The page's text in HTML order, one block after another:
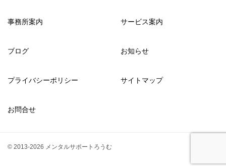
事務所案内 サービス案内
ブログ お知らせ
プライバシーポリシー サイトマップ
お問合せ
© 2013-2026 メンタルサポートろうむ